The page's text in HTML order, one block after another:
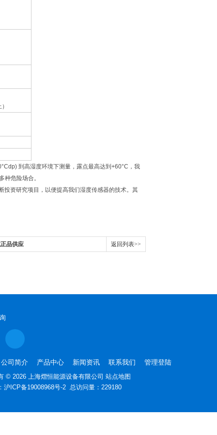
到高湿度环境下测量，露点最高达到+60°C，我
种危险场合。
投资研究项目，以便提高我们湿度传感器的技术。其
品供应 返回列表>>
公司简介 产品中心 新闻资讯 联系我们 管理登陆
© 2026 上海熠恒能源设备有限公司 站点地图
沪ICP备19008968号-2 总访问量：229180